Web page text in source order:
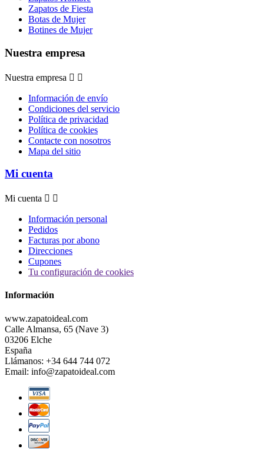
Zapatos de Fiesta
Botas de Mujer
Botines de Mujer
Nuestra empresa
Nuestra empresa  
Información de envío
Condiciones del servicio
Política de privacidad
Política de cookies
Contacte con nosotros
Mapa del sitio
Mi cuenta
Mi cuenta  
Información personal
Pedidos
Facturas por abono
Direcciones
Cupones
Tu configuración de cookies
Información
www.zapatoideal.com
Calle Almansa, 65 (Nave 3)
03206 Elche
España
Llámanos: +34 644 744 072
Email: info@zapatoideal.com